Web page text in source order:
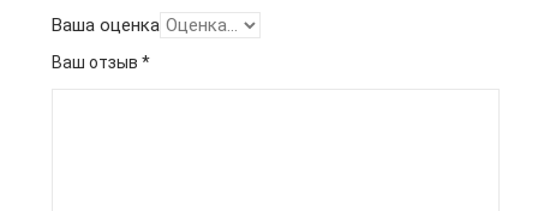
Ваша оценка
Ваш отзыв *